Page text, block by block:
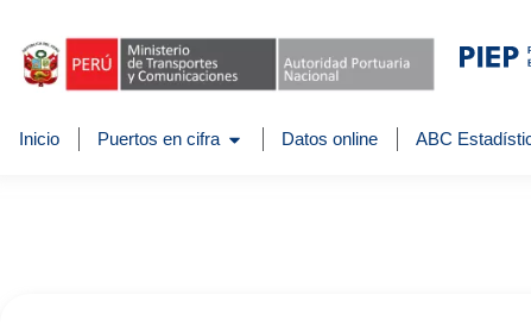
Inicio Puertos en cifra Datos online ABC